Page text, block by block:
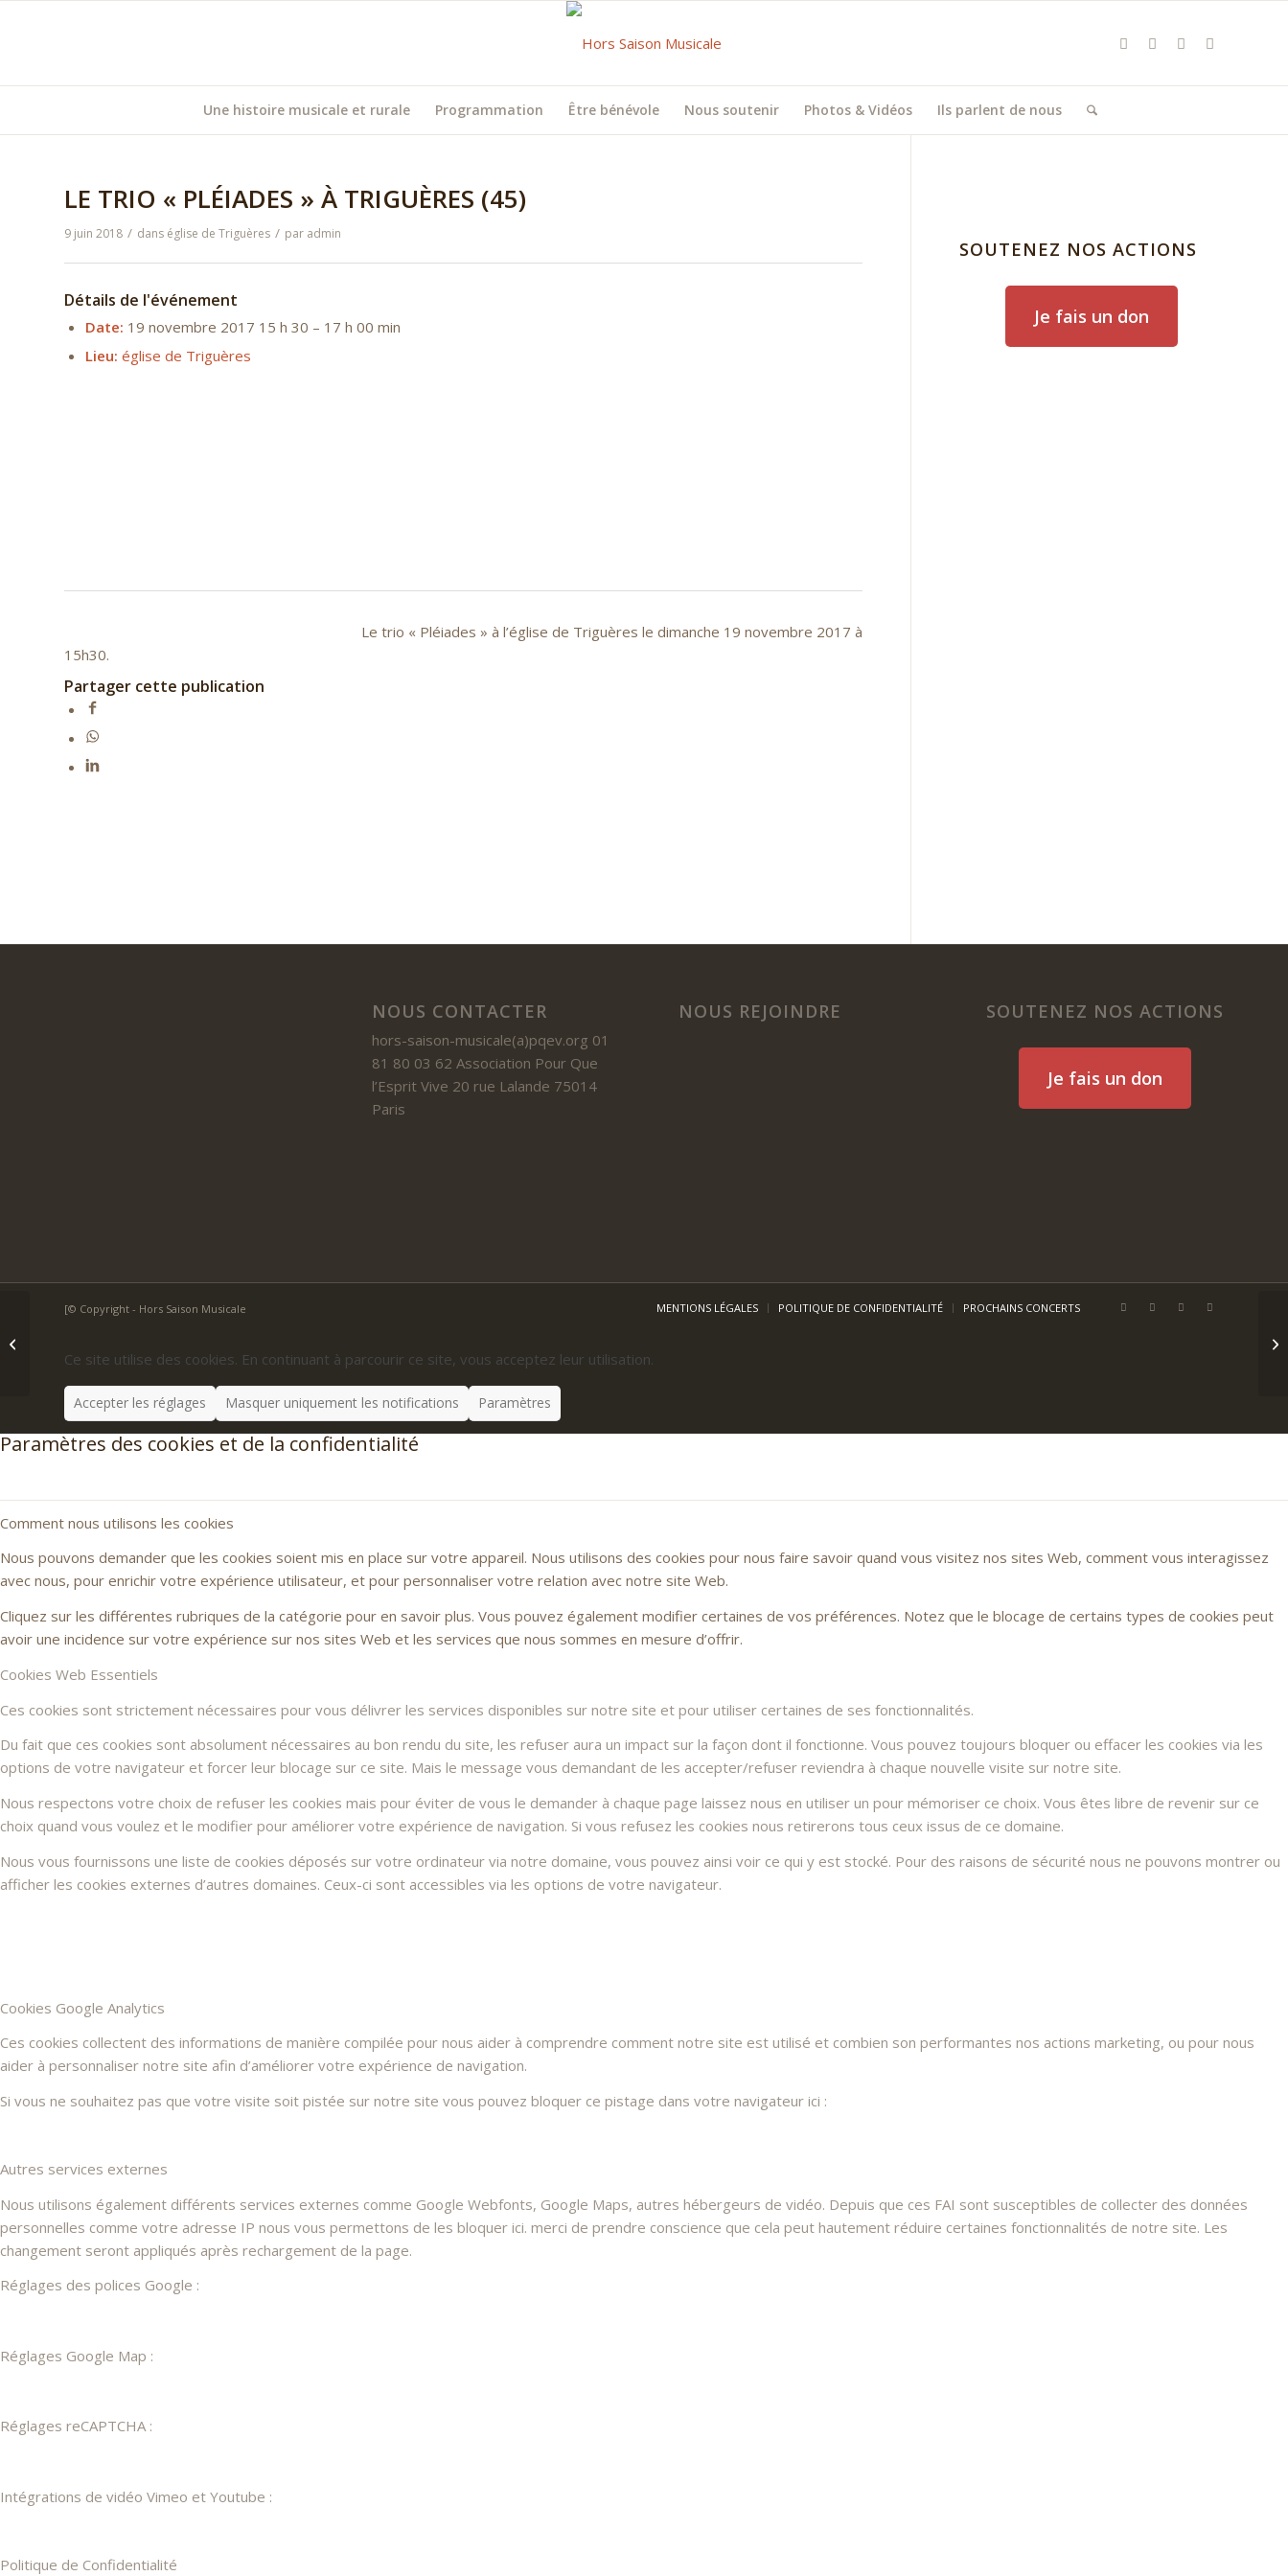
Une histoire musicale et rurale Programmation Être bénévole Nous soutenir Photos & Vidéos Ils parlent de nous
LE TRIO « PLÉIADES » À TRIGUÈRES (45)
9 juin 2018 / dans église de Triguères / par admin
Détails de l'événement
Date: 19 novembre 2017 15 h 30 – 17 h 00 min
Lieu: église de Triguères
Le trio « Pléiades » à l’église de Triguères le dimanche 19 novembre 2017 à
15h30.
Partager cette publication
SOUTENEZ NOS ACTIONS
Je fais un don
NOUS CONTACTER
hors-saison-musicale(a)pqev.org 01
81 80 03 62 Association Pour Que
l’Esprit Vive 20 rue Lalande 75014
Paris
NOUS REJOINDRE SOUTENEZ NOS ACTIONS
Je fais un don
[© Copyright - Hors Saison Musicale MENTIONS LÉGALES POLITIQUE DE CONFIDENTIALITÉ PROCHAINS CONCERTS
Bretenoux
Ce site utilise des cookies. En continuant à parcourir ce site, vous acceptez leur utilisation.
Accepter les réglages Masquer uniquement les notifications Paramètres
Paramètres des cookies et de la confidentialité
Comment nous utilisons les cookies
Nous pouvons demander que les cookies soient mis en place sur votre appareil. Nous utilisons des cookies pour nous faire savoir quand vous visitez nos sites Web, comment vous interagissez
avec nous, pour enrichir votre expérience utilisateur, et pour personnaliser votre relation avec notre site Web.
Cliquez sur les différentes rubriques de la catégorie pour en savoir plus. Vous pouvez également modifier certaines de vos préférences. Notez que le blocage de certains types de cookies peut
avoir une incidence sur votre expérience sur nos sites Web et les services que nous sommes en mesure d’offrir.
Cookies Web Essentiels
Ces cookies sont strictement nécessaires pour vous délivrer les services disponibles sur notre site et pour utiliser certaines de ses fonctionnalités.
Du fait que ces cookies sont absolument nécessaires au bon rendu du site, les refuser aura un impact sur la façon dont il fonctionne. Vous pouvez toujours bloquer ou effacer les cookies via les
options de votre navigateur et forcer leur blocage sur ce site. Mais le message vous demandant de les accepter/refuser reviendra à chaque nouvelle visite sur notre site.
Nous respectons votre choix de refuser les cookies mais pour éviter de vous le demander à chaque page laissez nous en utiliser un pour mémoriser ce choix. Vous êtes libre de revenir sur ce
choix quand vous voulez et le modifier pour améliorer votre expérience de navigation. Si vous refusez les cookies nous retirerons tous ceux issus de ce domaine.
Nous vous fournissons une liste de cookies déposés sur votre ordinateur via notre domaine, vous pouvez ainsi voir ce qui y est stocké. Pour des raisons de sécurité nous ne pouvons montrer ou
afficher les cookies externes d’autres domaines. Ceux-ci sont accessibles via les options de votre navigateur.
Cookies Google Analytics
Ces cookies collectent des informations de manière compilée pour nous aider à comprendre comment notre site est utilisé et combien son performantes nos actions marketing, ou pour nous
aider à personnaliser notre site afin d’améliorer votre expérience de navigation.
Si vous ne souhaitez pas que votre visite soit pistée sur notre site vous pouvez bloquer ce pistage dans votre navigateur ici :
Autres services externes
Nous utilisons également différents services externes comme Google Webfonts, Google Maps, autres hébergeurs de vidéo. Depuis que ces FAI sont susceptibles de collecter des données
personnelles comme votre adresse IP nous vous permettons de les bloquer ici. merci de prendre conscience que cela peut hautement réduire certaines fonctionnalités de notre site. Les
changement seront appliqués après rechargement de la page.
Réglages des polices Google :
Réglages Google Map :
Réglages reCAPTCHA :
Intégrations de vidéo Vimeo et Youtube :
Politique de Confidentialité